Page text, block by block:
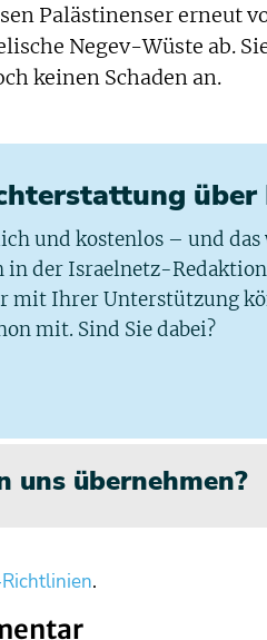
Palästinenser erneut
Negev-Wüste ab.
keinen Schaden an.
über
und kostenlos – und
der Israelnetz-
mit Ihrer Unterstützung
mit. Sind Sie dabei?
uns übernehmen?
.